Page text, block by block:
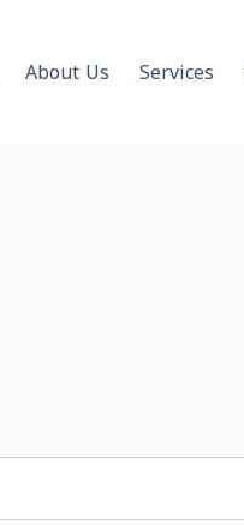
Services
About Us